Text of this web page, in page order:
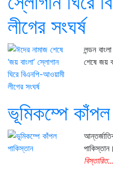
লীগের সংঘর্ষ
লন্ডন
শেষে জয়
ভূমিকম্পে
বিস্তারিত...